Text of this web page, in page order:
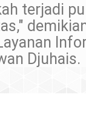
terjadi
Djuhais.